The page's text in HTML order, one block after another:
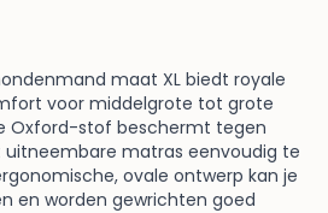
maat XL biedt royale
voor middelgrote tot grote
Oxford-stof beschermt tegen
uitneembare matras eenvoudig te
ovale ontwerp kan je
en worden gewrichten goed